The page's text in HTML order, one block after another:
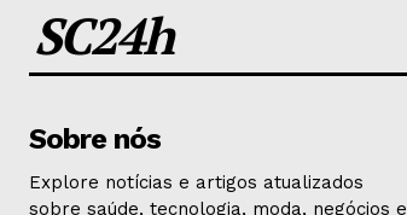
SC24h
Sobre nós
Explore notícias e artigos atualizados
sobre saúde, tecnologia, moda, negócios e